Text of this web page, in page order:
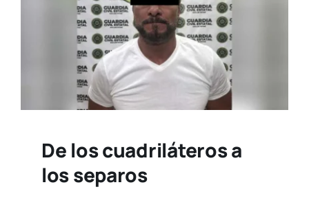
De los cuadriláteros a
los separos